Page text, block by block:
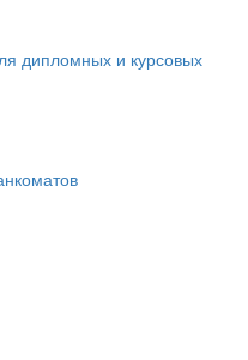
дипломных и курсовых